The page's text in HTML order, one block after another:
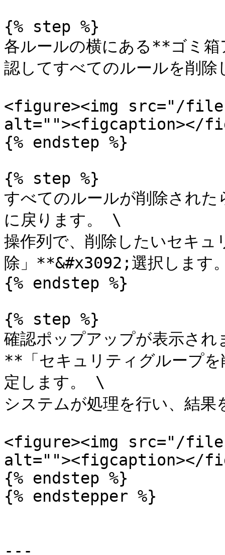
{% step %}
各ルールの横にある**ゴミ
認してすべてのルールを削除
<figure><img src="/files/
alt=""><figcaption></
{% endstep %}
{% step %}
すべてのルールが削除され
に戻ります。 \
操作列で、削除したいセキ
除」**&#x3092;選択します
{% endstep %}
{% step %}
確認ポップアップが表示さ
**「セキュリティグループ
定します。 \
システムが処理を行い、結果
<figure><img src="/files/
alt=""><figcaption></
{% endstep %}
{% endstepper %}
---